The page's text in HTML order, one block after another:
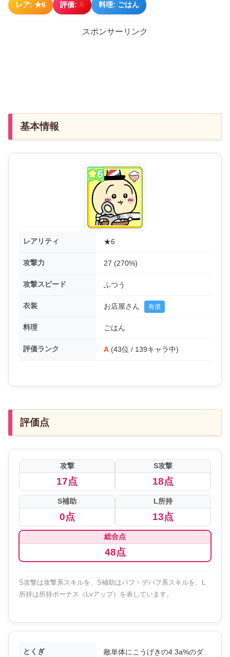
レア: ★6 評価: A 料理: ごはん
スポンサーリンク
基本情報
レアリティ ★6
攻撃力 27 (270%)
攻撃スピード ふつう
衣装 お店屋さん 有償
料理 ごはん
評価ランク A(43位 / 139キャラ中)
評価点
攻撃
17点
S攻撃
18点
S補助
0点
L所持
13点
総合点
48点
S攻撃は攻撃系スキルを、S補助はバフ・デバフ系スキルを、L
所持は所持ボーナス（Lvアップ）を表しています。
とくぎ 敵単体にこうげきの4.3a%のダ